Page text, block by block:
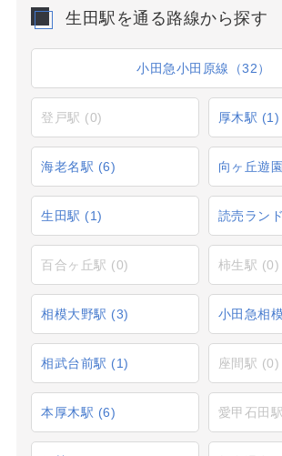
生田駅を通る路線から探す
小田急小田原線（32）
登戸駅 (0) 厚木駅 (1)
海老名駅 (6) 向ヶ丘遊
生田駅 (1) 読売ラン
百合ヶ丘駅 (0) 柿生駅 (0)
相模大野駅 (3) 小田急相
相武台前駅 (1) 座間駅 (0)
本厚木駅 (6) 愛甲石田駅